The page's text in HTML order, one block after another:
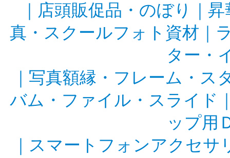
店頭販促品・のぼり
昇
真・スクールフォト資材
ター・
写真額縁・フレーム・ス
バム・ファイル・スライド
ップ用
スマートフォンアクセサ